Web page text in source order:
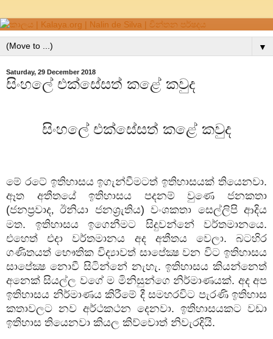
▼
Saturday, 29 December 2018
සිංහලේ එක්සේසත් කළේ කවුද
සිංහලේ එක්සේසත් කළේ කවුද
මේ රටේ ඉතිහාසය ඉගැන්වීමටත් ඉතිහාසයක් තියෙනවා.
ඈත අතීතයේ ඉතිහාසය පදනම් වුණෙ ජනකතා
(ජනප්‍රවාද, ඊනියා ජනශ්‍රැතිය) වංශකතා සෙල්ලිපි ආදිය
මත. ඉතිහාසය ඉගෙනීමට සිදුවන්නේ වර්තමානයෙ.
එහෙත් එදා වර්තමානය අද අතීතය වෙලා. බටහිර
ගණිතයත් භෞතික විද්‍යාවත් සාපේක්‍ෂ වන විට ඉතිහාසය
සාපේක්‍ෂ නොවී සිටින්නේ නැහැ. ඉතිහාසය කියන්නෙත්
අනෙක් සියල්ල වගේ ම මිනිසුන්ගෙ නිර්මාණයක්. අද අප
ඉතිහාසය නිර්මාණය කිරීමේ දී සමහරවිට පැරණි ඉතිහාස
කතාවලට නව අර්ථකථන දෙනවා. ඉතිහාසයකට වඩා
ඉතිහාස තියෙනවා කියල කිව්වොත් නිවැරදියි.